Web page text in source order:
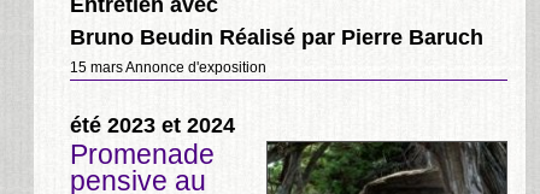
Bruno Beudin Réalisé par Pierre Baruch
15 marsAnnonce d'exposition
été 2023 et 2024
Promenade
pensive au